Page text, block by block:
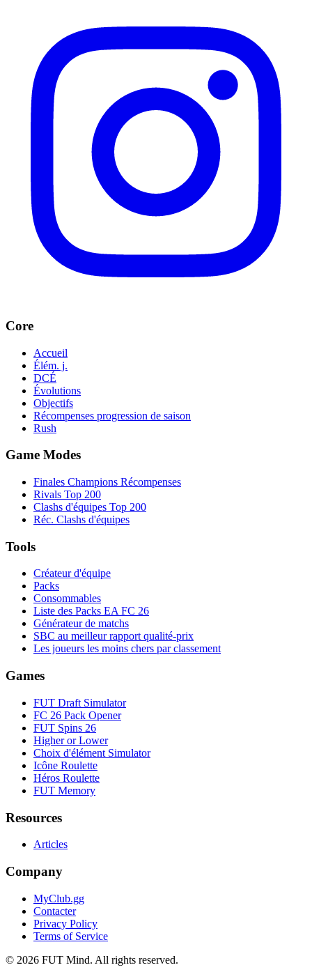
Core
Accueil
Élém. j.
DCÉ
Évolutions
Objectifs
Récompenses progression de saison
Rush
Game Modes
Finales Champions Récompenses
Rivals Top 200
Clashs d'équipes Top 200
Réc. Clashs d'équipes
Tools
Créateur d'équipe
Packs
Consommables
Liste des Packs EA FC 26
Générateur de matchs
SBC au meilleur rapport qualité-prix
Les joueurs les moins chers par classement
Games
FUT Draft Simulator
FC 26 Pack Opener
FUT Spins 26
Higher or Lower
Choix d'élément Simulator
Icône Roulette
Héros Roulette
FUT Memory
Resources
Articles
Company
MyClub.gg
Contacter
Privacy Policy
Terms of Service
© 2026 FUT Mind. All rights reserved.